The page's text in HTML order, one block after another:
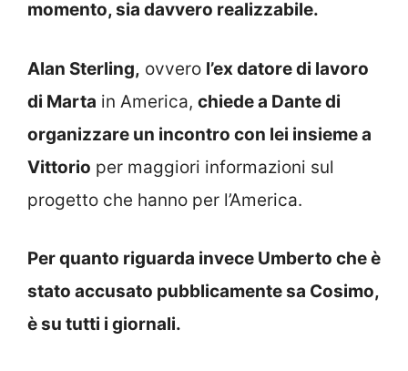
momento, sia davvero realizzabile.
Alan Sterling, ovvero l’ex datore di lavoro
di Marta in America, chiede a Dante di
organizzare un incontro con lei insieme a
Vittorio per maggiori informazioni sul
progetto che hanno per l’America.
Per quanto riguarda invece Umberto che è
stato accusato pubblicamente sa Cosimo,
è su tutti i giornali.